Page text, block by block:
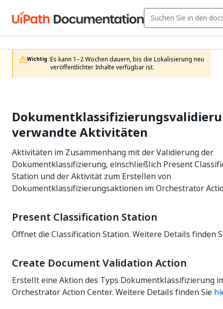
Wichtig :Es kann 1–2 Wochen dauern, bis die Lokalisierung neu
veröffentlichter Inhalte verfügbar ist.
verwandte Aktivitäten
Aktivitäten im Zusammenhang mit der Validierung der
Dokumentklassifizierung, einschließlich Present
Station und der Aktivität zum Erstellen von
Dokumentklassifizierungsaktionen im Orchestrator
Present Classification Station
Öffnet die Classification Station. Weitere Details finden
Create Document Validation Action
Erstellt eine Aktion des Typs Dokumentklassifizierung
Orchestrator Action Center. Weitere Details finden Sie